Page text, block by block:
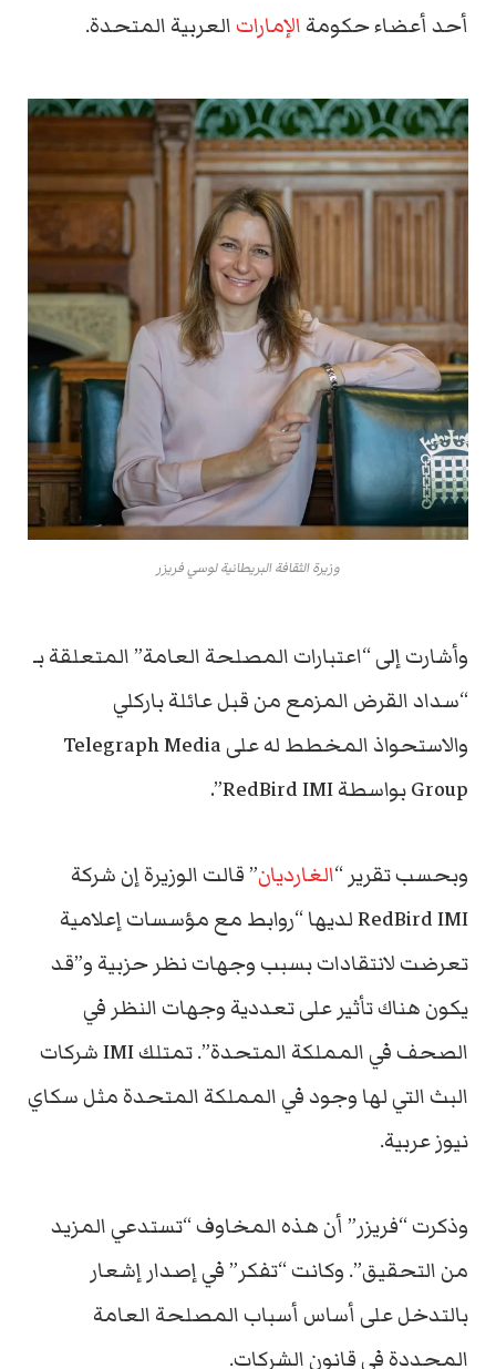
أحد أعضاء حكومةالإماراتالعربية المتحدة.
وزيرة الثقافة البريطانية لوسي فريزر
وأشارت إلى “اعتبارات المصلحة العامة” المتعلقة بـ
“سداد القرض المزمع من قبل عائلة باركلي
والاستحواذ المخطط له على Telegraph Media
Group بواسطة RedBird IMI”.
وبحسب تقرير “الغارديان” قالت الوزيرة إن شركة
RedBird IMI لديها “روابط مع مؤسسات إعلامية
تعرضت لانتقادات بسبب وجهات نظر حزبية و”قد
يكون هناك تأثير على تعددية وجهات النظر في
الصحف في المملكة المتحدة”. تمتلك IMI شركات
البث التي لها وجود في المملكة المتحدة مثل سكاي
نيوز عربية.
وذكرت “فريزر” أن هذه المخاوف “تستدعي المزيد
من التحقيق”. وكانت “تفكر” في إصدار إشعار
بالتدخل على أساس أسباب المصلحة العامة
المحددة في قانون الشركات.